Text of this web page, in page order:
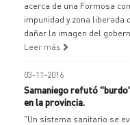
acerca de una Formosa
impunidad y zona liberada
dañar la imagen del
Leer más
03-11-2016
Samaniego refutó
en la provincia.
"Un sistema sanitario se